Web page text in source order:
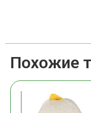
Похожие